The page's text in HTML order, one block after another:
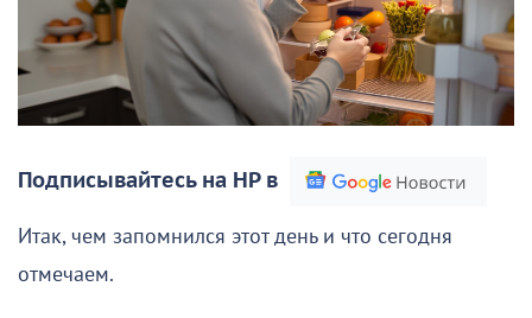
Подписывайтесь на НР в
Итак, чем запомнился этот день и что сегодня
отмечаем.